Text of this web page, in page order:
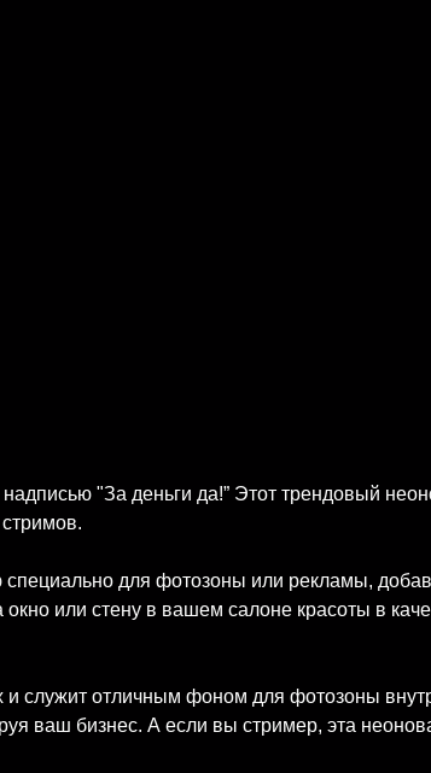
"За деньги да!” Этот трендовый
для фотозоны или рекламы,
или стену в вашем салоне красоты в
служит отличным фоном для фотозоны
ваш бизнес. А если вы стример, эта